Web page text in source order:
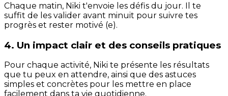
Chaque matin, Niki t'envoie les défis du jour. Il te
suffit de les valider avant minuit pour suivre tes
progrès et rester motivé (e).
4. Un impact clair et des conseils pratiques
Pour chaque activité, Niki te présente les résultats
que tu peux en attendre, ainsi que des astuces
simples et concrètes pour les mettre en place
facilement dans ta vie quotidienne.